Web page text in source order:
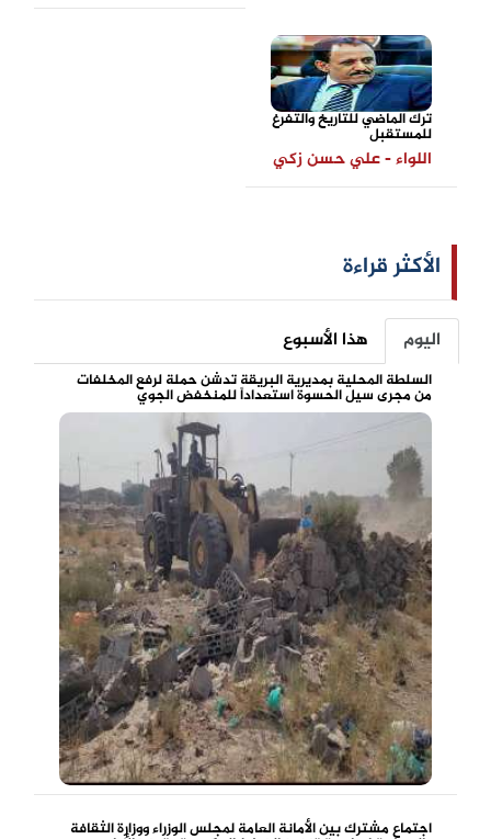
ترك الماضي للتاريخ والتفرغ
للمستقبل
اللواء - علي حسن زكي
الأكثر قراءة
اليوم هذا الأسبوع
السلطة المحلية بمديرية البريقة تدشن حملة لرفع المخلفات
من مجرى سيل الحسوة استعداداً للمنخفض الجوي
اجتماع مشترك بين الأمانة العامة لمجلس الوزراء ووزارة الثقافة